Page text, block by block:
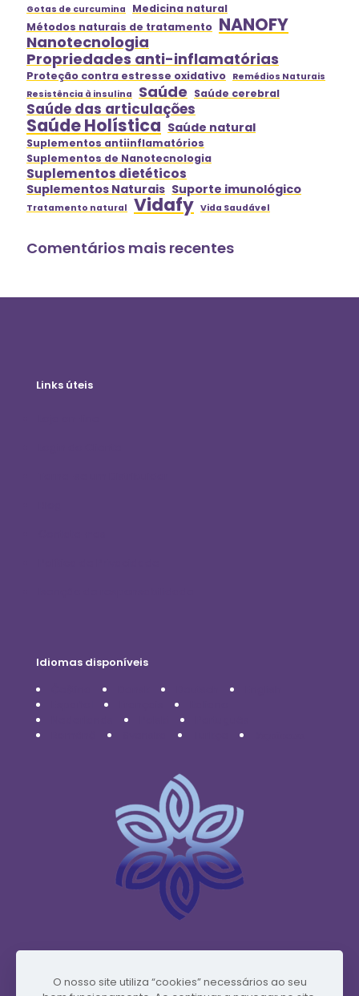
Gotas de curcumina
Medicina natural
Métodos naturais de tratamento NANOFY
Nanotecnologia
Propriedades anti-inflamatórias
Proteção contra estresse oxidativo Remédios Naturais
Resistência à insulina
Saúde Saúde cerebral
Saúde das articulações
Saúde Holística Saúde natural
Suplementos antiinflamatórios
Suplementos de Nanotecnologia
Suplementos dietéticos
Suplementos Naturais Suporte imunológico
Tratamento natural Vidafy Vida Saudável
Comentários mais recentes
Links úteis
Idiomas disponíveis
O nosso site utiliza “cookies” necessários ao seu